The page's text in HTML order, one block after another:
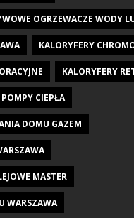
OGRZEWACZE WODY
KALORYFERY
KALORYFERY
CIEPŁA
DOMU GAZEM
MASTER
WARSZAWA